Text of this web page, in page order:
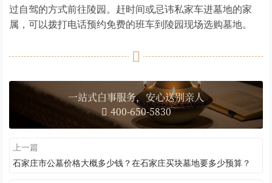
过自驾的方式前往陵园。赶时间或忌讳私家车进墓地的家
属，可以拨打电话预约免费的班车到陵园现场选购墓地。
一站式白事服务，安心送别亲人
400-650-5830
上一篇
石家庄市公墓价格大概多少钱？在石家庄买块墓地要多少预算？